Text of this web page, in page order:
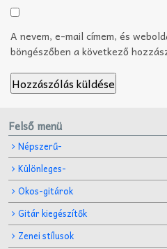
A nevem, e-mail címem, és
böngészőben a következő
Felső menü
Népszerű-
Különleges-
Okos-gitárok
Gitár kiegészítők
Zenei stílusok